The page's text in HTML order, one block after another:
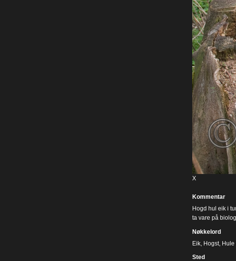
X
Kommentar
Hogd hul eik i
ta vare på
Nøkkelord
Eik, Hogst,
Sted